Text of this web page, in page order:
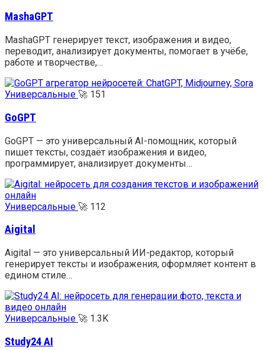
MashaGPT
MashaGPT генерирует текст, изображения и видео,
переводит, анализирует документы, помогает в учёбе,
работе и творчестве,…
Универсальные 🚀 151
GoGPT
GoGPT — это универсальный AI-помощник, который
пишет тексты, создаёт изображения и видео,
программирует, анализирует документы…
Универсальные 🚀 112
Aigital
Aigital — это универсальный ИИ-редактор, который
генерирует тексты и изображения, оформляет контент в
едином стиле…
Универсальные 🚀 1.3K
Study24 AI